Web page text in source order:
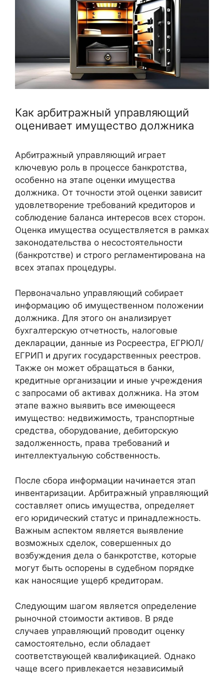
Как арбитражный управляющий
оценивает имущество должника
Арбитражный управляющий играет
ключевую роль в процессе банкротства,
особенно на этапе оценки имущества
должника. От точности этой оценки зависит
удовлетворение требований кредиторов и
соблюдение баланса интересов всех сторон.
Оценка имущества осуществляется в рамках
законодательства о несостоятельности
(банкротстве) и строго регламентирована на
всех этапах процедуры.
Первоначально управляющий собирает
информацию об имущественном положении
должника. Для этого он анализирует
бухгалтерскую отчетность, налоговые
декларации, данные из Росреестра, ЕГРЮЛ/
ЕГРИП и других государственных реестров.
Также он может обращаться в банки,
кредитные организации и иные учреждения
с запросами об активах должника. На этом
этапе важно выявить все имеющееся
имущество: недвижимость, транспортные
средства, оборудование, дебиторскую
задолженность, права требований и
интеллектуальную собственность.
После сбора информации начинается этап
инвентаризации. Арбитражный управляющий
составляет опись имущества, определяет
его юридический статус и принадлежность.
Важным аспектом является выявление
возможных сделок, совершенных до
возбуждения дела о банкротстве, которые
могут быть оспорены в судебном порядке
как наносящие ущерб кредиторам.
Следующим шагом является определение
рыночной стоимости активов. В ряде
случаев управляющий проводит оценку
самостоятельно, если обладает
соответствующей квалификацией. Однако
чаще всего привлекается независимый